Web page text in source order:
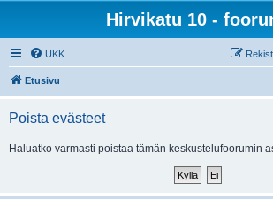
Hirvikatu 10 -
UKK
Etusivu
Poista evästeet
Haluatko varmasti poistaa tämän keskustelufoorumin